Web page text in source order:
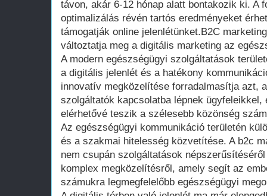
távon, akár 6-12 hónap alatt bontakozik ki. A
optimalizálás révén tartós eredményeket
támogatják online jelenlétünket.B2C
változtatja meg a digitális marketing az
A modern egészségügyi szolgáltatások
a digitális jelenlét és a hatékony
innovatív megközelítése forradalmasítja azt,
szolgáltatók kapcsolatba lépnek ügyfeleikkel,
elérhetővé teszik a szélesebb közönség
Az egészségügyi kommunikáció területén
és a szakmai hitelesség közvetítése. A b2c
nem csupán szolgáltatások
komplex megközelítésről, amely segít az
számukra legmegfelelőbb egészségügyi